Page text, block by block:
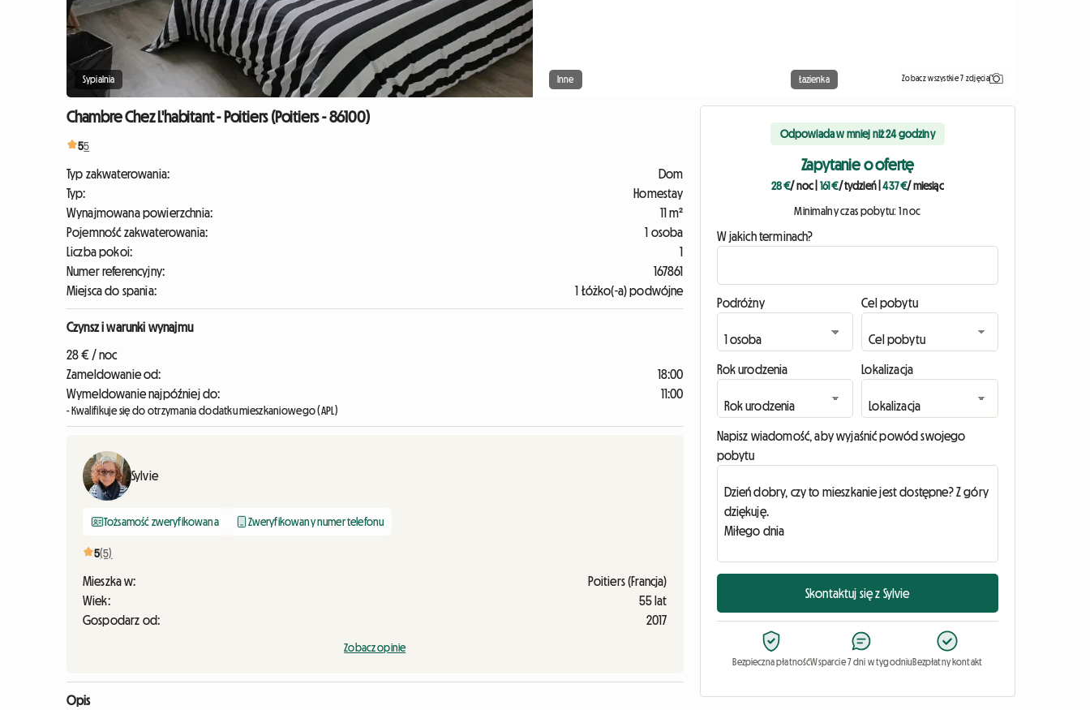
Sypialnia Inne Łazienka Zobacz wszystkie 7 zdjęcia
Chambre Chez L'habitant - Poitiers (Poitiers - 86100)
55
Typ zakwaterowania:
Dom
Typ:
Homestay
Wynajmowana powierzchnia:
11 m²
Pojemność zakwaterowania:
1 osoba
Liczba pokoi:
1
Numer referencyjny:
167861
Miejsca do spania:
1 Łóżko(-a) podwójne
Czynsz i warunki wynajmu
28 € / noc
Zameldowanie od:
18:00
Wymeldowanie najpóźniej do:
11:00
- Kwalifikuje się do otrzymania dodatku mieszkaniowego (APL)
Sylvie
Tożsamość zweryfikowana Zweryfikowany numer telefonu
5(5)
Mieszka w:
Poitiers (Francja)
Wiek:
55 lat
Gospodarz od:
2017
Zobacz opinie
Opis
Odpowiada w mniej niż 24 godziny
Zapytanie o ofertę
28 €/ noc 161 €/ tydzień|437 €/ miesiąc
Minimalny czas pobytu: 1 noc
W jakich terminach?
Podróżny Cel pobytu
Rok urodzenia Lokalizacja
Napisz wiadomość, aby wyjaśnić powód swojego
pobytu
Skontaktuj się z Sylvie
Bezpieczna płatnośćWsparcie 7 dni w tygodniuBezpłatny kontakt